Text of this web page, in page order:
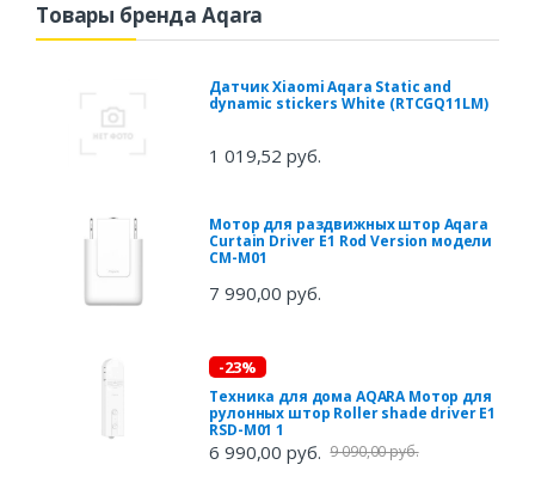
Товары бренда Aqara
Датчик Xiaomi Aqara Static and
dynamic stickers White (RTCGQ11LM)
1 019,52 руб.
Мотор для раздвижных штор Aqara
Curtain Driver E1 Rod Version модели
CM-M01
7 990,00 руб.
-23%
Техника для дома AQARA Мотор для
рулонных штор Roller shade driver E1
RSD-M01 1
6 990,00 руб. 9 090,00 руб.